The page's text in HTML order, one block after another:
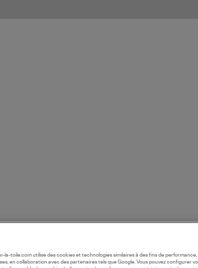
la-toile.com utilise des cookies et technologies similaires à des fins de
en collaboration avec des partenaires tels que Google. Vous pouvez configurer